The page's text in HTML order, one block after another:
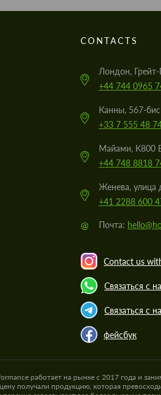
CONTACTS
Лондон,
+44 744 0965
Канны, 567-
+33 7 555 48
Майами, K800
+44 748 8818
Женева, улица
+41 2288 600
@ Почта:
Contact us
Связаться с
Связаться с
фейсбук
работает на рынке с 2017 года и
получали продукцию, которая